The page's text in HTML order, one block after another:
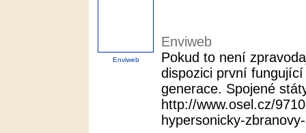
Enviweb
Enviweb
Pokud to není
dispozici první
generace. Spojené
http://www.osel.cz/
hypersonicky-